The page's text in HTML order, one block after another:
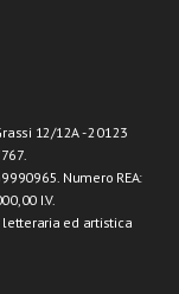
12/12A - 20123
Numero REA:
I.V.
ed artistica